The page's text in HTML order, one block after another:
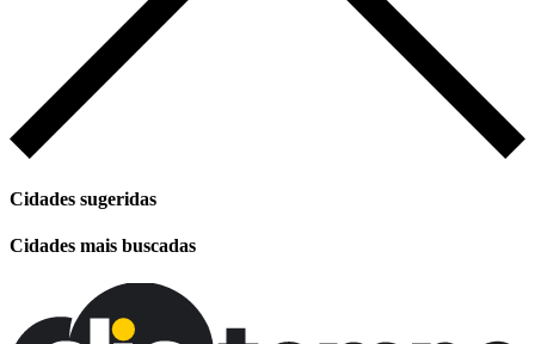
Cidades sugeridas
Cidades mais buscadas